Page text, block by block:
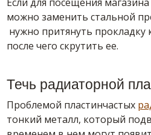
можно заменить стальной
нужно притянуть прокладку
после чего скрутить ее.
Течь радиаторной
Проблемой пластинчастых
тонкий металл, который